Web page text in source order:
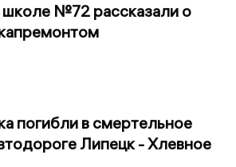
школе №72 рассказали о
погибли в смертельное
Липецк - Хлевное